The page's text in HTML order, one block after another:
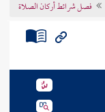
فصل شرائط أركان الصلاة